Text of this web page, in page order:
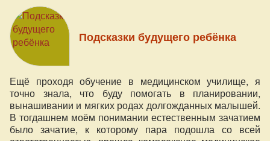
Подсказки будущего ребёнка
Ещё проходя обучение в медицинском училище, я
точно знала, что буду помогать в планировании,
вынашивании и мягких родах долгожданных малышей.
В тогдашнем моём понимании естественным зачатием
было зачатие, к которому пара подошла со всей